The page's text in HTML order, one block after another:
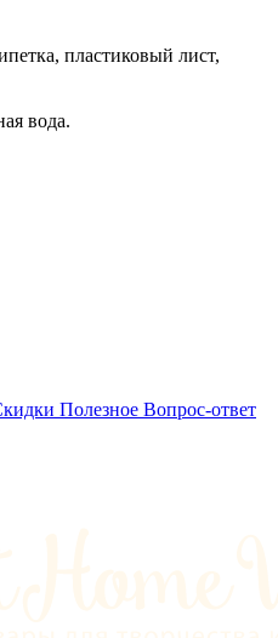
пластиковый лист,
вода.
Полезное Вопрос-ответ